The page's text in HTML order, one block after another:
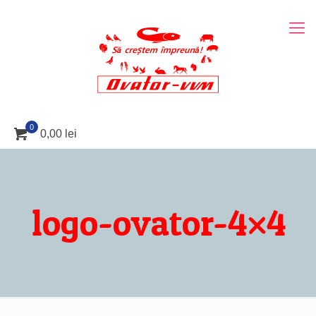
0
0,00 lei
logo-ovator-4×4